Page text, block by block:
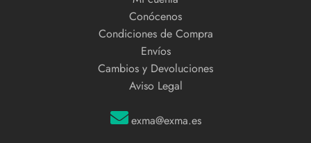
Conócenos
Condiciones de Compra
Envíos
Cambios y Devoluciones
Aviso Legal
exma@exma.es